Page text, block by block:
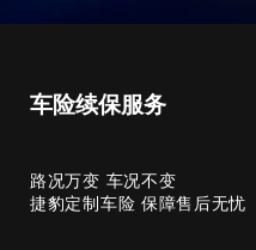
车险续保服务
路况万变 车况不变
捷豹定制车险 保障售后无忧